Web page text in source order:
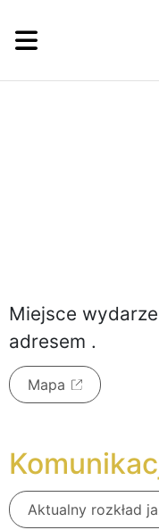
Miejsce
adresem .
Mapa
Aktualny rozkład